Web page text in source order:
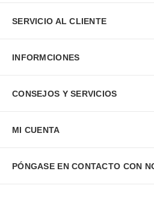
SERVICIO AL CLIENTE
INFORMCIONES
CONSEJOS Y SERVICIOS
MI CUENTA
PÓNGASE EN CONTACTO CON